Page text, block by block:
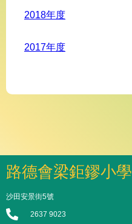
2018年度
2017年度
路德會梁鉅鏐小學
沙田安景街5號
2637 9023